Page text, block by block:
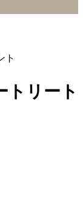
ト
トリート